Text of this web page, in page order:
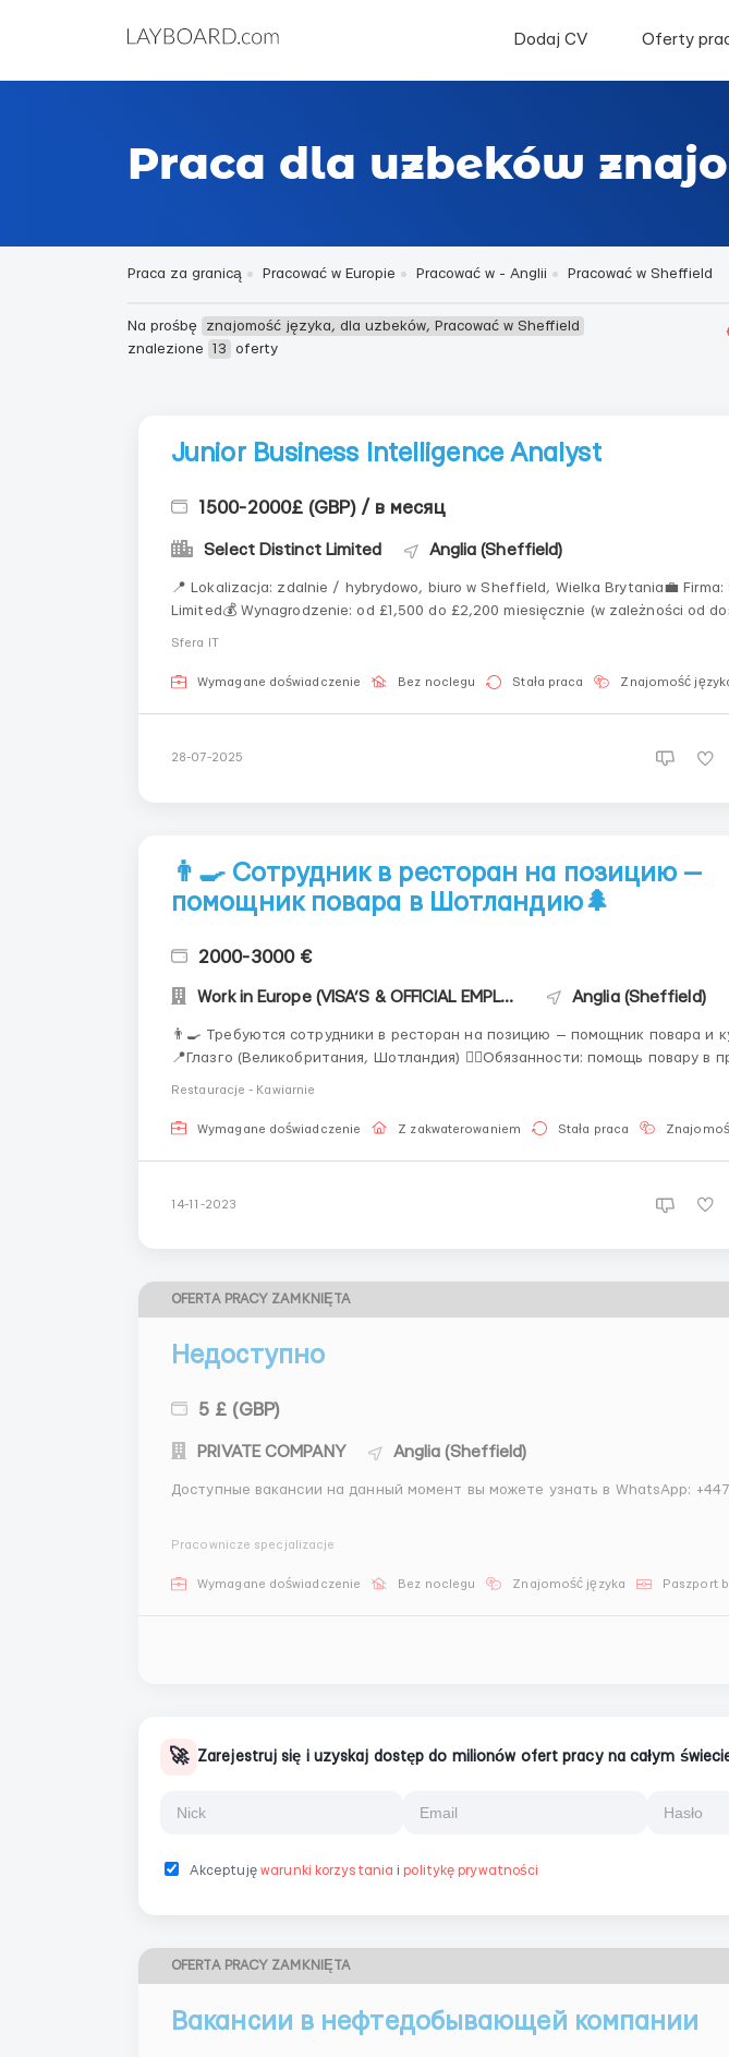
Dodaj CV Oferty
Praca dla uzbeków
Praca za granicą Pracować w Europie Pracować w - Anglii Pracować w Sheffield
Na prośbę
znajomość języka, dla uzbeków, Pracować w Sheffield
znalezione
13 oferty
Junior Business Intelligence Analyst
1500-2000£ (GBP) / в месяц
Select Distinct Limited Anglia (Sheffield)
📍 Lokalizacja: zdalnie / hybrydowo, biuro w Sheffield, Wielka Brytania💼
Limited💰 Wynagrodzenie: od £1,500 do £2,200 miesięcznie (w zależności od
Sfera IT
Wymagane doświadczenie Bez noclegu Stała praca Znajomość
28-07-2025
👨‍🍳 Сотрудник в ресторан на позицию —
помощник повара в Шотландию🌲
2000-3000 €
Work in Europe (VISA’S & OFFICIAL EMPLOYMENT) Anglia (Sheffield)
👨‍🍳 Требуются сотрудники в ресторан на позицию — помощник повара и
📍Глазго (Великобритания, Шотландия) 🙋‍♂️Обязанности: помощь повару в приготовление
Restauracje - Kawiarnie
Wymagane doświadczenie Z zakwaterowaniem Stała praca
14-11-2023
OFERTA PRACY ZAMKNIĘTA
Недоступно
5 £ (GBP)
PRIVATE COMPANY Anglia (Sheffield)
Доступные вакансии на данный момент вы можете узнать в WhatsApp:
Pracownicze specjalizacje
Wymagane doświadczenie Bez noclegu Znajomość języka Paszport
🚀 Zarejestruj się i uzyskaj dostęp do milionów ofert pracy na całym
Akceptujęwarunki korzystania i politykę prywatności
OFERTA PRACY ZAMKNIĘTA
Вакансии в нефтедобывающей компании